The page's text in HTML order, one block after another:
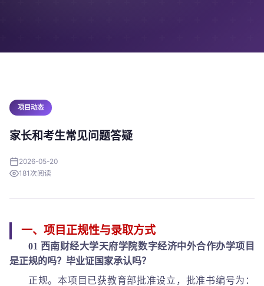
项目动态
家长和考生常见问题答疑
2026-05-20
181 次阅读
一、项目正规性与录取方式
01 西南财经大学天府学院数字经济中外合作办学项目
是正规的吗？毕业证国家承认吗？
正规。本项目已获教育部批准设立，批准书编号为：